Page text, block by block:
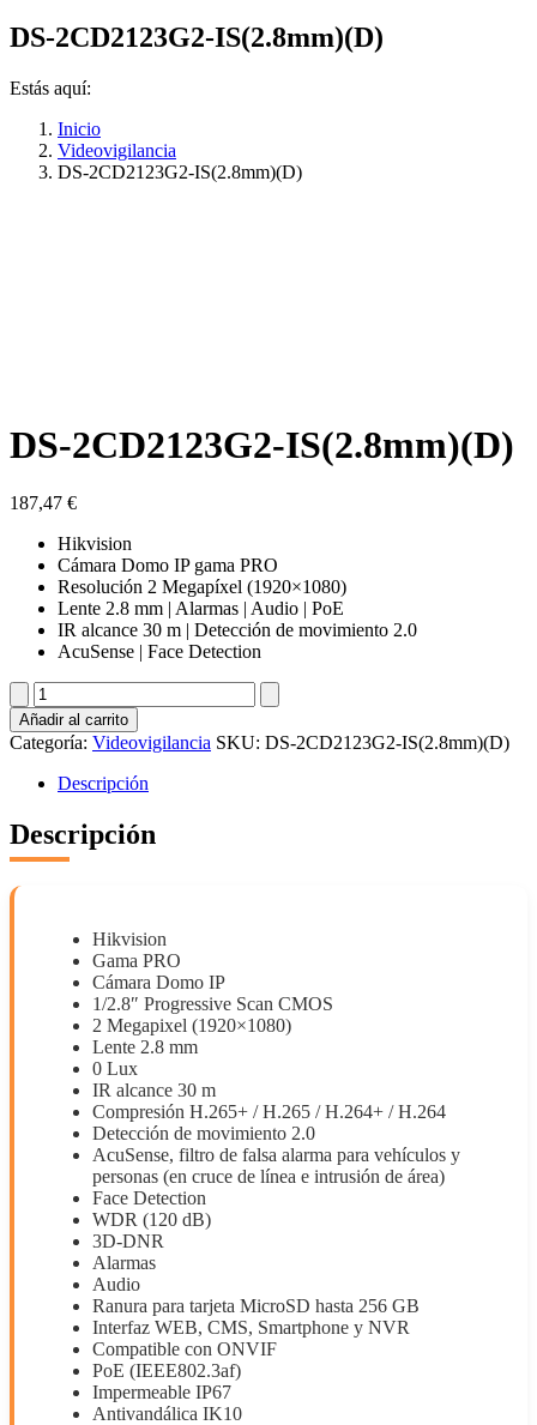
DS-2CD2123G2-IS(2.8mm)(D)
Estás aquí:
Inicio
Videovigilancia
DS-2CD2123G2-IS(2.8mm)(D)
DS-2CD2123G2-IS(2.8mm)(D)
187,47 €
Hikvision
Cámara Domo IP gama PRO
Resolución 2 Megapíxel (1920×1080)
Lente 2.8 mm | Alarmas | Audio | PoE
IR alcance 30 m | Detección de movimiento 2.0
AcuSense | Face Detection
DS-
2CD2123G2-
IS(2.8mm)
(D)
cantidad
Añadir al carrito
Categoría: Videovigilancia SKU: DS-2CD2123G2-IS(2.8mm)(D)
Descripción
Descripción
Hikvision
Gama PRO
Cámara Domo IP
1/2.8″ Progressive Scan CMOS
2 Megapixel (1920×1080)
Lente 2.8 mm
0 Lux
IR alcance 30 m
Compresión H.265+ / H.265 / H.264+ / H.264
Detección de movimiento 2.0
AcuSense, filtro de falsa alarma para vehículos y
personas (en cruce de línea e intrusión de área)
Face Detection
WDR (120 dB)
3D-DNR
Alarmas
Audio
Ranura para tarjeta MicroSD hasta 256 GB
Interfaz WEB, CMS, Smartphone y NVR
Compatible con ONVIF
PoE (IEEE802.3af)
Impermeable IP67
Antivandálica IK10